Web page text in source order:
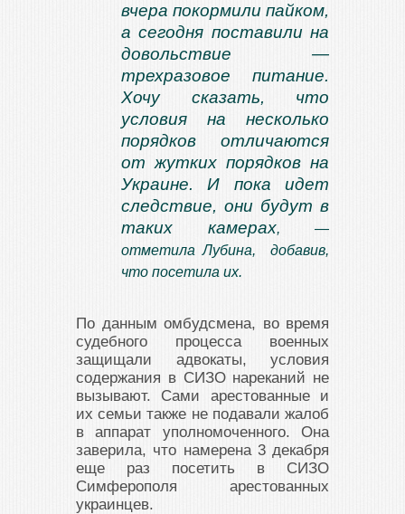
вчера покормили пайком,
а сегодня поставили на
довольствие —
трехразовое питание.
Хочу сказать, что
условия на несколько
порядков отличаются
от жутких порядков на
Украине. И пока идет
следствие, они будут в
таких камерах, —
отметила Лубина, добавив,
что посетила их.
По данным омбудсмена, во время
судебного процесса военных
защищали адвокаты, условия
содержания в СИЗО нареканий не
вызывают. Сами арестованные и
их семьи также не подавали жалоб
в аппарат уполномоченного. Она
заверила, что намерена 3 декабря
еще раз посетить в СИЗО
Симферополя арестованных
украинцев.